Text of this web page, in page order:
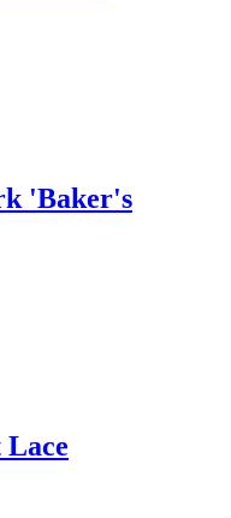
'Baker's